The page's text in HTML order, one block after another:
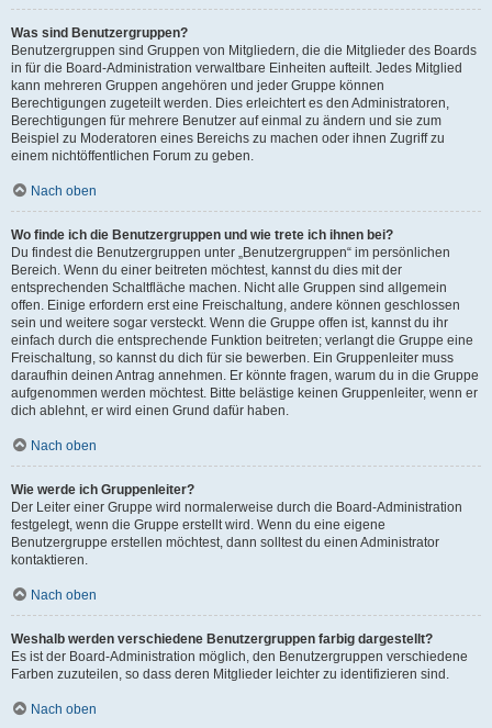
Was sind Benutzergruppen?
Benutzergruppen sind Gruppen von Mitgliedern, die die Mitglieder des Boards
in für die Board-Administration verwaltbare Einheiten aufteilt. Jedes Mitglied
kann mehreren Gruppen angehören und jeder Gruppe können
Berechtigungen zugeteilt werden. Dies erleichtert es den Administratoren,
Berechtigungen für mehrere Benutzer auf einmal zu ändern und sie zum
Beispiel zu Moderatoren eines Bereichs zu machen oder ihnen Zugriff zu
einem nichtöffentlichen Forum zu geben.
Nach oben
Wo finde ich die Benutzergruppen und wie trete ich ihnen bei?
Du findest die Benutzergruppen unter „Benutzergruppen“ im persönlichen
Bereich. Wenn du einer beitreten möchtest, kannst du dies mit der
entsprechenden Schaltfläche machen. Nicht alle Gruppen sind allgemein
offen. Einige erfordern erst eine Freischaltung, andere können geschlossen
sein und weitere sogar versteckt. Wenn die Gruppe offen ist, kannst du ihr
einfach durch die entsprechende Funktion beitreten; verlangt die Gruppe eine
Freischaltung, so kannst du dich für sie bewerben. Ein Gruppenleiter muss
daraufhin deinen Antrag annehmen. Er könnte fragen, warum du in die Gruppe
aufgenommen werden möchtest. Bitte belästige keinen Gruppenleiter, wenn er
dich ablehnt, er wird einen Grund dafür haben.
Nach oben
Wie werde ich Gruppenleiter?
Der Leiter einer Gruppe wird normalerweise durch die Board-Administration
festgelegt, wenn die Gruppe erstellt wird. Wenn du eine eigene
Benutzergruppe erstellen möchtest, dann solltest du einen Administrator
kontaktieren.
Nach oben
Weshalb werden verschiedene Benutzergruppen farbig dargestellt?
Es ist der Board-Administration möglich, den Benutzergruppen verschiedene
Farben zuzuteilen, so dass deren Mitglieder leichter zu identifizieren sind.
Nach oben